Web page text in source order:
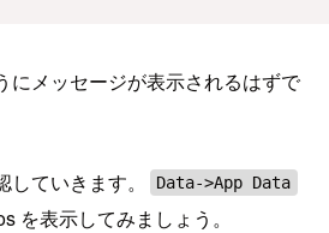
にメッセージが表示されるはずで
ていきます。 Data->App Data
を表示してみましょう。